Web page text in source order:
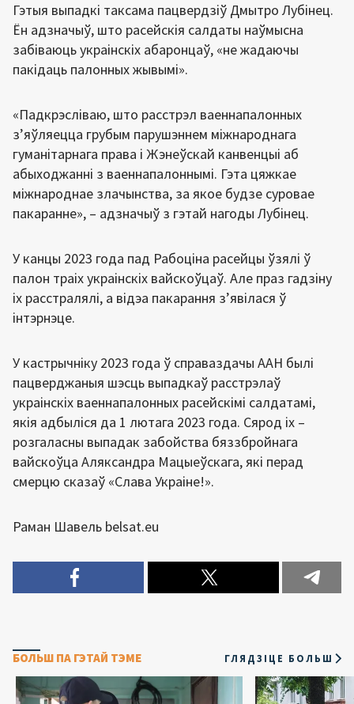
Гэтыя выпадкі таксама пацвердзіў Дмытро Лубінец.
Ён адзначыў, што расейскія салдаты наўмысна
забіваюць украінскіх абаронцаў, «не жадаючы
пакідаць палонных жывымі».
«Падкрэсліваю, што расстрэл ваеннапалонных
з’яўляецца грубым парушэннем міжнароднага
гуманітарнага права і Жэнеўскай канвенцыі аб
абыходжанні з ваеннапалоннымі. Гэта цяжкае
міжнароднае злачынства, за якое будзе суровае
пакаранне», – адзначыў з гэтай нагоды Лубінец.
У канцы 2023 года пад Рабоціна расейцы ўзялі ў
палон траіх украінскіх вайскоўцаў. Але праз гадзіну
іх расстралялі, а відэа пакарання з’явілася ў
інтэрнэце.
У кастрычніку 2023 года ў справаздачы ААН былі
пацверджаныя шэсць выпадкаў расстрэлаў
украінскіх ваеннапалонных расейскімі салдатамі,
якія адбыліся да 1 лютага 2023 года. Сярод іх –
розгаласны выпадак забойства бяззбройнага
вайскоўца Аляксандра Мацыеўскага, які перад
смерцю сказаў «Слава Украіне!».
Раман Шавель belsat.eu
БОЛЬШ ПА ГЭТАЙ ТЭМЕ ГЛЯДЗІЦЕ БОЛЬШ